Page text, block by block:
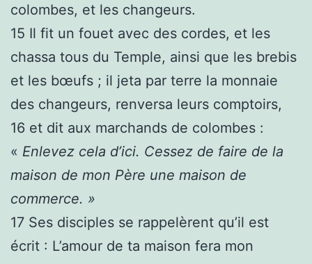
colombes, et les changeurs.
15 Il fit un fouet avec des cordes, et les
chassa tous du Temple, ainsi que les brebis
et les bœufs ; il jeta par terre la monnaie
des changeurs, renversa leurs comptoirs,
16 et dit aux marchands de colombes :
« Enlevez cela d’ici. Cessez de faire de la
maison de mon Père une maison de
commerce. »
17 Ses disciples se rappelèrent qu’il est
écrit : L’amour de ta maison fera mon